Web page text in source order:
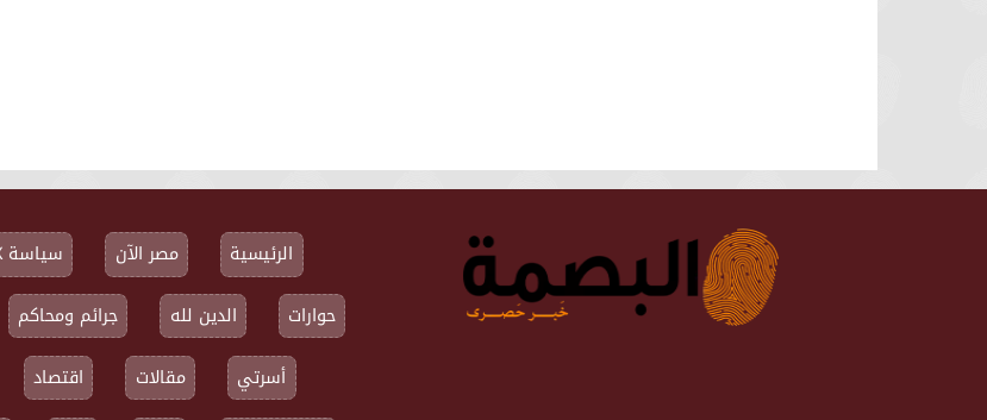
الرئيسية مصر الآن سياسة X سياسة
حوارات
الدين لله جرائم ومحاكم
أسرتي
مقالات اقتصاد